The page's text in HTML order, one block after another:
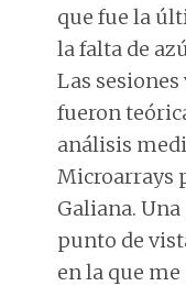
que fue la
la falta de
Las
fueron
análisis
Microarrays
Galiana.
punto de
en la que